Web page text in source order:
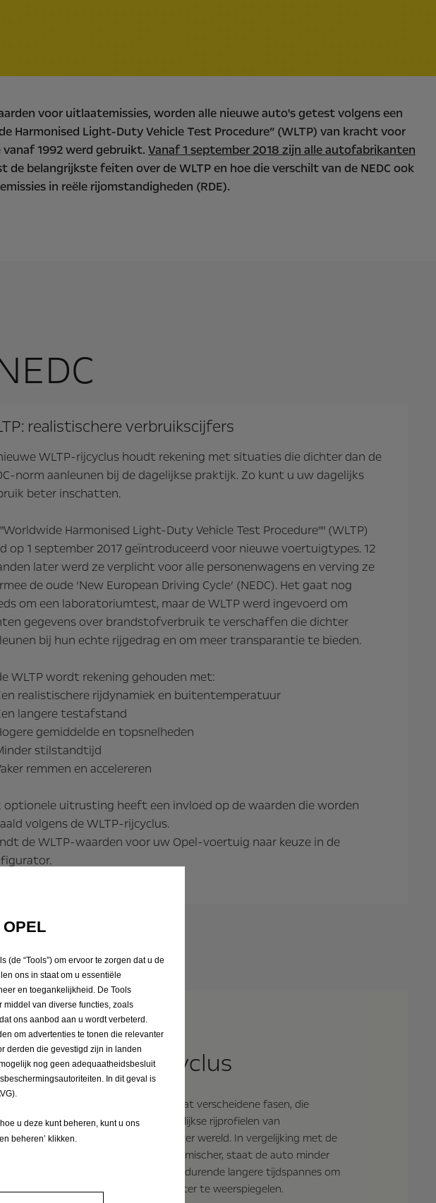
voor uitlaatemissies, worden alle nieuwe auto's getest volgens een
Harmonised Light-Duty Vehicle Test Procedure” (WLTP) van kracht voor
vanaf 1992 werd gebruikt. Vanaf 1 september 2018 zijn alle autofabrikanten
de belangrijkste feiten over de WLTP en hoe die verschilt van de NEDC ook
in reële rijomstandigheden (RDE).
realistischere verbruikscijfers
WLTP-rijcyclus houdt rekening met situaties die dichter dan de
norm aanleunen bij de dagelijkse praktijk. Zo kunt u uw dagelijks
beter inschatten.
Harmonised Light-Duty Vehicle Test Procedure"" (WLTP)
op 1 september 2017 geïntroduceerd voor nieuwe voertuigtypes. 12
later werd ze verplicht voor alle personenwagens en verving ze
de oude ‘New European Driving Cycle’ (NEDC). Het gaat nog
om een laboratoriumtest, maar de WLTP werd ingevoerd om
gegevens over brandstofverbruik te verschaffen die dichter
bij hun echte rijgedrag en om meer transparantie te bieden.
WLTP wordt rekening gehouden met:
realistischere rijdynamiek en buitentemperatuur
langere testafstand
gemiddelde en topsnelheden
stilstandtijd
remmen en accelereren
optionele uitrusting heeft een invloed op de waarden die worden
volgens de WLTP-rijcyclus.
de WLTP-waarden voor uw Opel-voertuig naar keuze in de
rijcyclus?
WLTP-rijcyclus
De WLTP-rijcyclus omvat verscheidene fasen, die
gebaseerd zijn op dagelijkse rijprofielen van
automobilisten overal ter wereld. In vergelijking met de
NEDC is de cyclus dynamischer, staat de auto minder
stil en rijdt hij sneller gedurende langere tijdspannes om
moderne rijsituaties beter te weerspiegelen.
“Tools”) om ervoor te zorgen dat u de
ons in staat om u essentiële
en toegankelijkheid. De Tools
van diverse functies, zoals
ons aanbod aan u wordt verbeterd.
om advertenties te tonen die relevanter
derden die gevestigd zijn in landen
nog geen adequaatheidsbesluit
In dit geval is
u deze kunt beheren, kunt u ons
beheren’ klikken.